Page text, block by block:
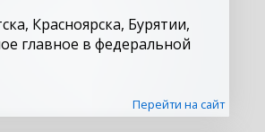
Красноярска, Бурятии,
главное в федеральной
Перейти на сайт